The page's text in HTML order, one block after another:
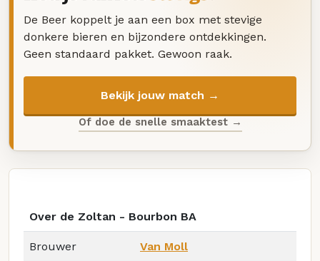
De Beer koppelt je aan een box met stevige
donkere bieren en bijzondere ontdekkingen.
Geen standaard pakket. Gewoon raak.
Bekijk jouw match →
Of doe de snelle smaaktest →
Over de Zoltan - Bourbon BA
Brouwer Van Moll